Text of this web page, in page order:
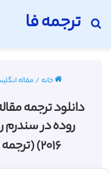
ترجمه فا
جستجو برای
خانه/مقاله
دانلود ترجمه
۲۰۱۶) (ترجمه ویژه – طلایی